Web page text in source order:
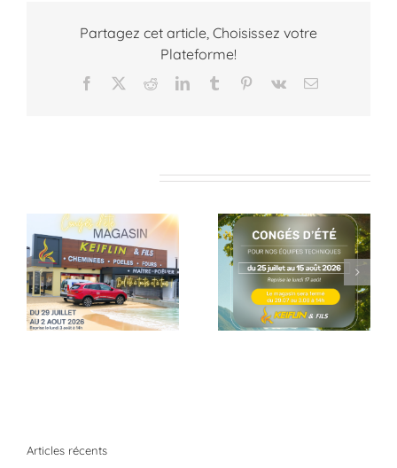
Partagez cet article, Choisissez votre
Plateforme!
Facebook RedditLinkedInTumblr Pinterest
Vk Email
Pause estivale
pour nos équipes
techniques
Dernières
réalisation
Articles récents